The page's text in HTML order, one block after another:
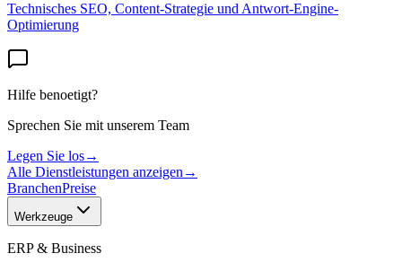
Technisches SEO, Content-Strategie und Antwort-Engine-
Optimierung
Hilfe benoetigt?
Sprechen Sie mit unserem Team
Legen Sie los→
Alle Dienstleistungen anzeigen →
BranchenPreise
Werkzeuge
ERP & Business